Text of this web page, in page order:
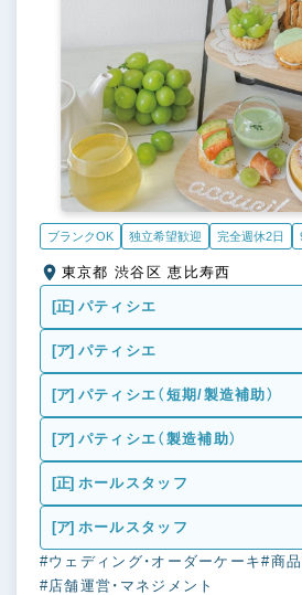
ブランクOK 独立希望歓迎 完全週休2日
東京都 渋谷区 恵比寿西
[正] パティシエ
[ア] パティシエ
[ア] パティシエ（短期/製造補助）
[ア] パティシエ（製造補助）
[正] ホールスタッフ
[ア] ホールスタッフ
#ウェディング・オーダーケーキ#商
#店舗運営・マネジメント